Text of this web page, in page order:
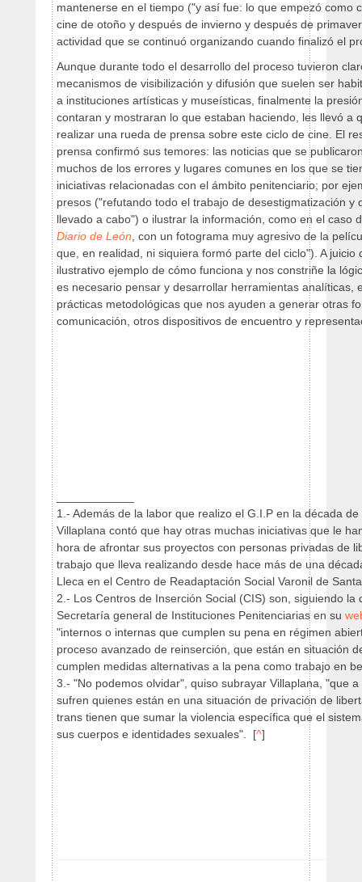
mantenerse en el tiempo ("y así fue: lo que empezó como
cine de otoño y después de invierno y después de
actividad que se continuó organizando cuando finalizó el
Aunque durante todo el desarrollo del proceso tuvieron
mecanismos de visibilización y difusión que suelen ser
a instituciones artísticas y museísticas, finalmente la
contaran y mostraran lo que estaban haciendo, les llevó a
realizar una rueda de prensa sobre este ciclo de cine. El
prensa confirmó sus temores: las noticias que se
muchos de los errores y lugares comunes en los que se
iniciativas relacionadas con el ámbito penitenciario; por
presos ("refutando todo el trabajo de desestigmatización y
llevado a cabo") o ilustrar la información, como en el caso
Diario de León , con un fotograma muy agresivo de la
que, en realidad, ni siquiera formó parte del ciclo"). A juicio
ilustrativo ejemplo de cómo funciona y nos constriñe la
es necesario pensar y desarrollar herramientas analíticas,
prácticas metodológicas que nos ayuden a generar otras
comunicación, otros dispositivos de encuentro y
1.- Además de la labor que realizo el G.I.P en la década
Villaplana contó que hay otras muchas iniciativas que le
hora de afrontar sus proyectos con personas privadas de
trabajo que lleva realizando desde hace más de una
Lleca en el Centro de Readaptación Social Varonil de
2.- Los Centros de Inserción Social (CIS) son, siguiendo la
Secretaría general de Instituciones Penitenciarias en su
"internos o internas que cumplen su pena en régimen
proceso avanzado de reinserción, que están en situación
cumplen medidas alternativas a la pena como trabajo en
3.- "No podemos olvidar", quiso subrayar Villaplana, "que
sufren quienes están en una situación de privación de
trans tienen que sumar la violencia específica que el
sus cuerpos e identidades sexuales". [^]